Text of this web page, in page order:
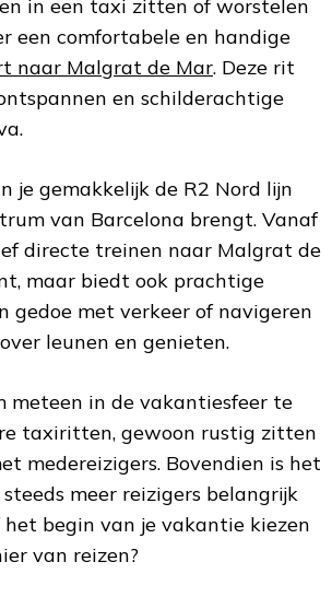
in een taxi zitten of worstelen
een comfortabele en handige
naar Malgrat de Mar. Deze rit
en schilderachtige
je gemakkelijk de R2 Nord lijn
van Barcelona brengt. Vanaf
directe treinen naar Malgrat de
maar biedt ook prachtige
gedoe met verkeer of navigeren
leunen en genieten.
meteen in de vakantiesfeer te
taxiritten, gewoon rustig zitten
medereizigers. Bovendien is het
meer reizigers belangrijk
begin van je vakantie kiezen
van reizen?